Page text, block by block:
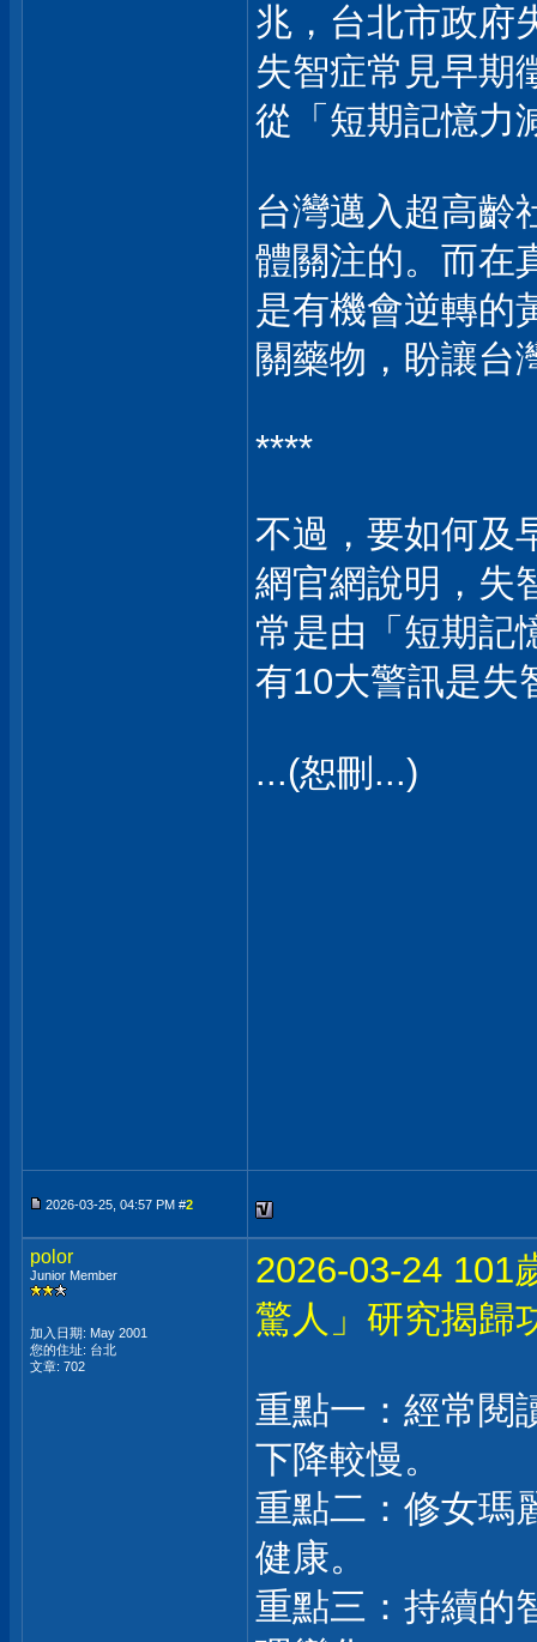
兆，台北市政府
失智症常見早期
從「短期記憶力
台灣邁入超高齡
體關注的。而在
是有機會逆轉的
關藥物，盼讓台
****
不過，要如何及
網官網說明，失
常是由「短期記
有10大警訊是失
...(恕刪...)
2026-03-25, 04:57 PM #2
polor
Junior Member
加入日期: May 2001
您的住址: 台北
文章: 702
2026-03-24 101
驚人」研究揭歸
重點一：經常閱
下降較慢。
重點二：修女瑪
健康。
重點三：持續的